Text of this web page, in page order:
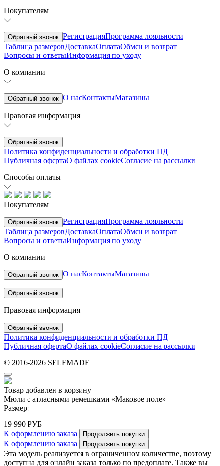
Покупателям
Обратный звонок РегистрацияПрограмма лояльности
Таблица размеровДоставкаОплатаОбмен и возврат
Вопросы и ответыИнформация по уходу
О компании
Обратный звонок О насКонтактыМагазины
Правовая информация
Обратный звонок
Политика конфиденциальности и обработки ПД
Публичная офертаО файлах cookieСогласие на рассылки
Способы оплаты
Покупателям
Обратный звонок РегистрацияПрограмма лояльности
Таблица размеровДоставкаОплатаОбмен и возврат
Вопросы и ответыИнформация по уходу
О компании
Обратный звонок О насКонтактыМагазины
Обратный звонок
Правовая информация
Обратный звонок
Политика конфиденциальности и обработки ПД
Публичная офертаО файлах cookieСогласие на рассылки
© 2016-2026 SELFMADE
Товар добавлен в корзину
Мюли с атласными ремешками «Маковое поле»
Размер:
19 990 РУБ
К оформлению заказа
Продолжить покупки
К оформлению заказа Продолжить покупки
Эта модель реализуется в ограниченном количестве, поэтому
доступна для онлайн заказа только по предоплате. Также вы